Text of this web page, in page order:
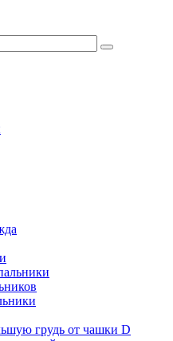
грудь от чашки D